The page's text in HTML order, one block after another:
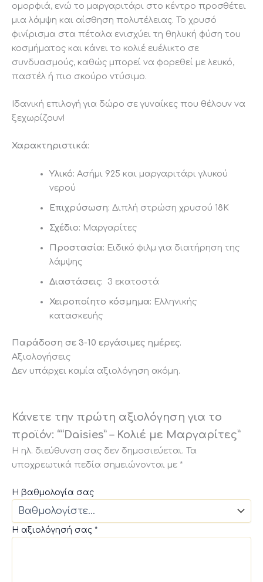
ομορφιά, ενώ το μαργαριτάρι στο κέντρο προσθέτει
μια λάμψη και αίσθηση πολυτέλειας. Το χρυσό
φινίρισμα στα πέταλα ενισχύει τη θηλυκή φύση του
κοσμήματος και κάνει το κολιέ ευέλικτο σε
συνδυασμούς, καθώς μπορεί να φορεθεί με λευκό,
παστέλ ή πιο σκούρο ντύσιμο.
Ιδανική επιλογή για δώρο σε γυναίκες που θέλουν να
ξεχωρίζουν!
Χαρακτηριστικά:
Υλικό: Ασήμι 925 και μαργαριτάρι γλυκού
νερού
Επιχρύσωση: Διπλή στρώση χρυσού 18Κ
Σχέδιο: Μαργαρίτες
Προστασία: Ειδικό φιλμ για διατήρηση της
λάμψης
Διαστάσεις: 3 εκατοστά
Χειροποίητο κόσμημα: Ελληνικής
κατασκευής
Παράδοση σε 3-10 εργάσιμες ημέρες.
Αξιολογήσεις
Δεν υπάρχει καμία αξιολόγηση ακόμη.
Κάνετε την πρώτη αξιολόγηση για το
προϊόν: ““Daisies” – Κολιέ με Μαργαρίτες”
Η ηλ. διεύθυνση σας δεν δημοσιεύεται. Τα
υποχρεωτικά πεδία σημειώνονται με *
Η βαθμολογία σας
Η αξιολόγησή σας *